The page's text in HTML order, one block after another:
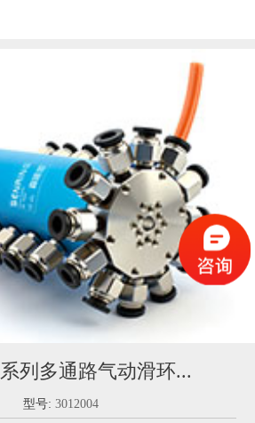
系列多通路气动滑环...
型号:3012004